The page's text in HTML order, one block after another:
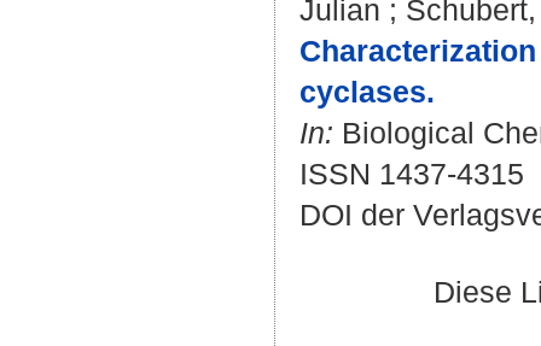
Julian ;
cyclases.
In: Biological
ISSN 1437-4315
DOI der
Diese